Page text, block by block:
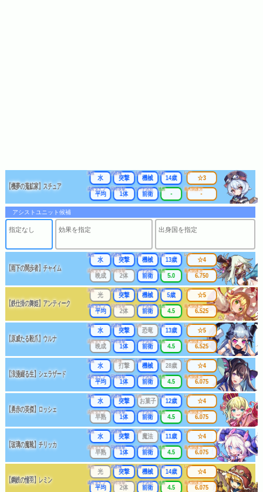
【機夢の蒐鉱家】スチュア
属性
水
武器種
突撃
出身
機械
年齢
14歳
成長タイプ
平均
同時攻撃
1体
リーチ区分
前衛
連携
-
レア
☆3
最大防護力
-
アシストユニット候補
指定なし 効果を指定 出身国を指定
【雨下の闊歩者】チャイム
属性
水
武器種
突撃
出身
機械
年齢
13歳
成長タイプ
晩成
同時攻撃
2体
リーチ区分
前衛
連携
5.0
レア
☆4
最大防護力
6.750
【鉄仕掛の舞姫】アンティーク
属性
光
武器種
突撃
出身
機械
年齢
5歳
成長タイプ
平均
同時攻撃
2体
リーチ区分
前衛
連携
4.5
レア
☆5
最大防護力
6.525
【原威たる毅爪】ウルナ
属性
水
武器種
突撃
出身
恐竜
年齢
13歳
成長タイプ
晩成
同時攻撃
1体
リーチ区分
前衛
連携
4.5
レア
☆5
最大防護力
6.525
【浪漫綴る生】シェラザード
属性
水
武器種
打撃
出身
機械
年齢
28歳
成長タイプ
平均
同時攻撃
1体
リーチ区分
前衛
連携
4.5
レア
☆4
最大防護力
6.075
【勇赤の英傑】ロッシェ
属性
水
武器種
突撃
出身
お菓子
年齢
12歳
成長タイプ
早熟
同時攻撃
1体
リーチ区分
前衛
連携
4.5
レア
☆4
最大防護力
6.075
【玻璃の魔靴】チリッカ
属性
水
武器種
突撃
出身
魔法
年齢
11歳
成長タイプ
早熟
同時攻撃
1体
リーチ区分
前衛
連携
4.5
レア
☆4
最大防護力
6.075
【鋼鉄の憧羽】レミン
属性
光
武器種
突撃
出身
機械
年齢
14歳
成長タイプ
平均
同時攻撃
2体
リーチ区分
前衛
連携
4.5
レア
☆4
最大防護力
6.075